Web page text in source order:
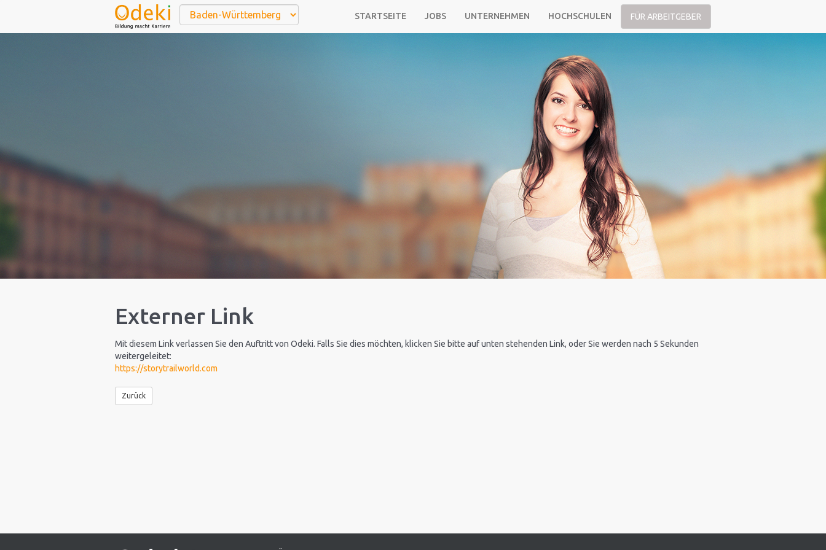
STARTSEITE JOBS UNTERNEHMEN HOCHSCHULEN FÜR ARBEITGEBER
Externer Link
Mit diesem Link verlassen Sie den Auftritt von Odeki. Falls Sie dies möchten, klicken Sie bitte auf unten stehenden Link, oder Sie werden nach 5 Sekunden
weitergeleitet:
https://storytrailworld.com
Zurück